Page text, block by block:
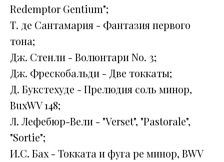
Redemptor Gentium";
Т. де Сантамария - Фантазия первого
тона;
Дж. Стенли - Волюнтари No. 3;
Дж. Фрескобальди - Две токкаты;
Д. Букстехуде - Прелюдия соль минор,
BuxWV 148;
Л. Лефебюр-Вели - "Verset", "Pastorale",
"Sortie";
И.С. Бах - Токката и фуга ре минор, BWV